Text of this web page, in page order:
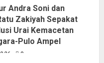
Andra Soni dan
Zakiyah Sepakat
Urai Kemacetan
Pulo Ampel
0